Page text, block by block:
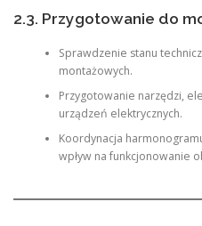
2.3. Przygotowanie do
Sprawdzenie stanu
montażowych.
Przygotowanie narzędzi,
urządzeń elektrycznych.
Koordynacja
wpływ na funkcjonowanie